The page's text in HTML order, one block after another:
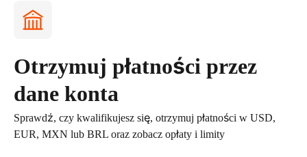
Otrzymuj płatności przez
dane konta
Sprawdź, czy kwalifikujesz się, otrzymuj płatności w USD,
EUR, MXN lub BRL oraz zobacz opłaty i limity